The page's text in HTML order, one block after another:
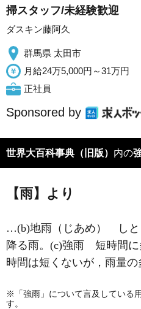
掃スタッフ/未経験歓迎
ダスキン藤阿久
群馬県 太田市
月給24万5,000円～31万円
正社員
Sponsored by
世界大百科事典（旧版） 内の
【雨】より
…(b)地雨（じあめ） しと
降る雨。(c)強雨 短時間
時間は短くないが，雨量
※「強雨」について言及している
す。